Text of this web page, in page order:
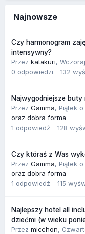
Najnowsze
Czy harmonogram
intensywny?
Przez katakuri,
0 odpowiedzi 132
Najwygodniejsze buty
Przez Gamma, Piątek
oraz dobra forma
1 odpowiedź 128
Czy któraś z Was
Przez Gamma, Piątek
oraz dobra forma
1 odpowiedź 115
Najlepszy hotel all
dziećmi (w wieku
Przez micchon,